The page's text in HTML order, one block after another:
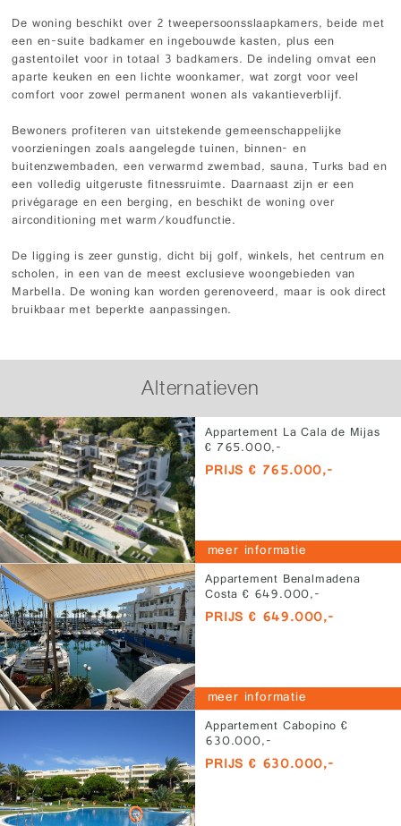
De woning beschikt over 2 tweepersoonsslaapkamers, beide met
een en-suite badkamer en ingebouwde kasten, plus een
gastentoilet voor in totaal 3 badkamers. De indeling omvat een
aparte keuken en een lichte woonkamer, wat zorgt voor veel
comfort voor zowel permanent wonen als vakantieverblijf.
Bewoners profiteren van uitstekende gemeenschappelijke
voorzieningen zoals aangelegde tuinen, binnen- en
buitenzwembaden, een verwarmd zwembad, sauna, Turks bad en
een volledig uitgeruste fitnessruimte. Daarnaast zijn er een
privégarage en een berging, en beschikt de woning over
airconditioning met warm/koudfunctie.
De ligging is zeer gunstig, dicht bij golf, winkels, het centrum en
scholen, in een van de meest exclusieve woongebieden van
Marbella. De woning kan worden gerenoveerd, maar is ook direct
bruikbaar met beperkte aanpassingen.
Alternatieven
Appartement La Cala de Mijas
€ 765.000,-
PRIJS € 765.000,-
meer informatie
Appartement Benalmadena
Costa € 649.000,-
PRIJS € 649.000,-
meer informatie
Appartement Cabopino €
630.000,-
PRIJS € 630.000,-